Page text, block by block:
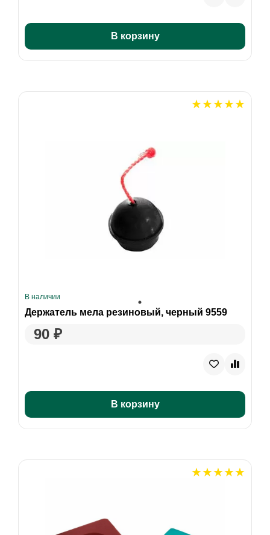
В корзину
В наличии
Держатель мела резиновый, черный 9559
90 ₽
В корзину